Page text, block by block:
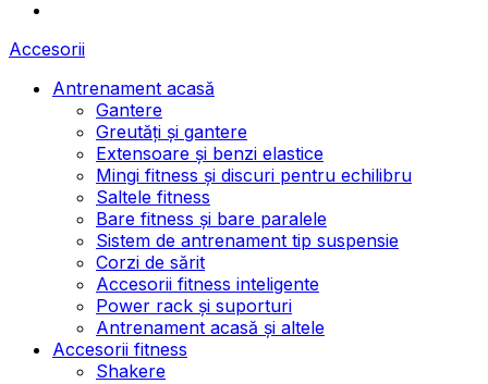
Accesorii
Antrenament acasă
Gantere
Greutăți și gantere
Extensoare și benzi elastice
Mingi fitness și discuri pentru echilibru
Saltele fitness
Bare fitness și bare paralele
Sistem de antrenament tip suspensie
Corzi de sărit
Accesorii fitness inteligente
Power rack și suporturi
Antrenament acasă și altele
Accesorii fitness
Shakere